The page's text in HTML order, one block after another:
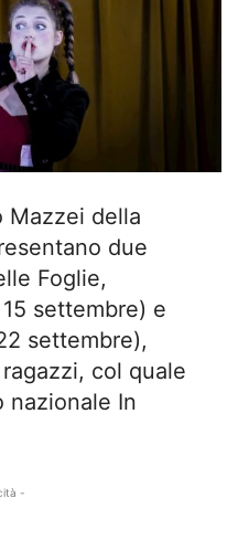
Mazzei della
due
Foglie,
settembre) e
settembre),
col quale
nazionale In
-